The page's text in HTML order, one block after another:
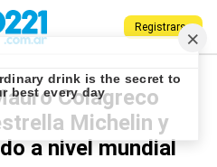
Registrarse
Colagreco
Colagreco
Michelin y
a nivel mundial